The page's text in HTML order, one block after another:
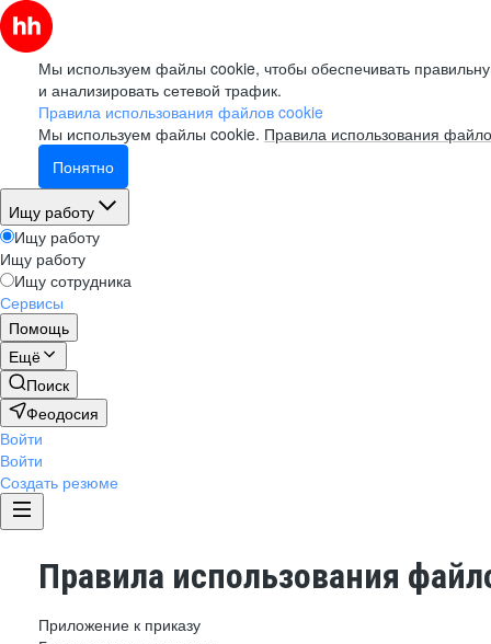
Мы используем файлы cookie, чтобы обеспечивать
и анализировать сетевой трафик.
Правила использования файлов cookie
Мы используем файлы cookie. Правила использования
Понятно
Ищу работу
Ищу работу
Ищу работу
Ищу сотрудника
Сервисы
Помощь
Ещё
Поиск
Феодосия
Войти
Войти
Создать резюме
Правила использования
Приложение к приказу